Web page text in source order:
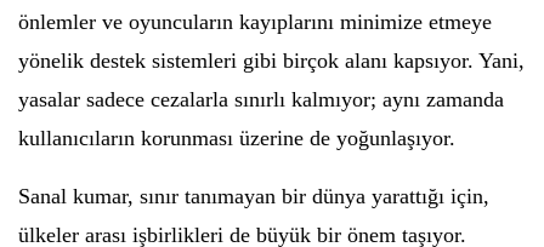
önlemler ve oyuncuların kayıplarını minimize etmeye
yönelik destek sistemleri gibi birçok alanı kapsıyor. Yani,
yasalar sadece cezalarla sınırlı kalmıyor; aynı zamanda
kullanıcıların korunması üzerine de yoğunlaşıyor.
Sanal kumar, sınır tanımayan bir dünya yarattığı için,
ülkeler arası işbirlikleri de büyük bir önem taşıyor.